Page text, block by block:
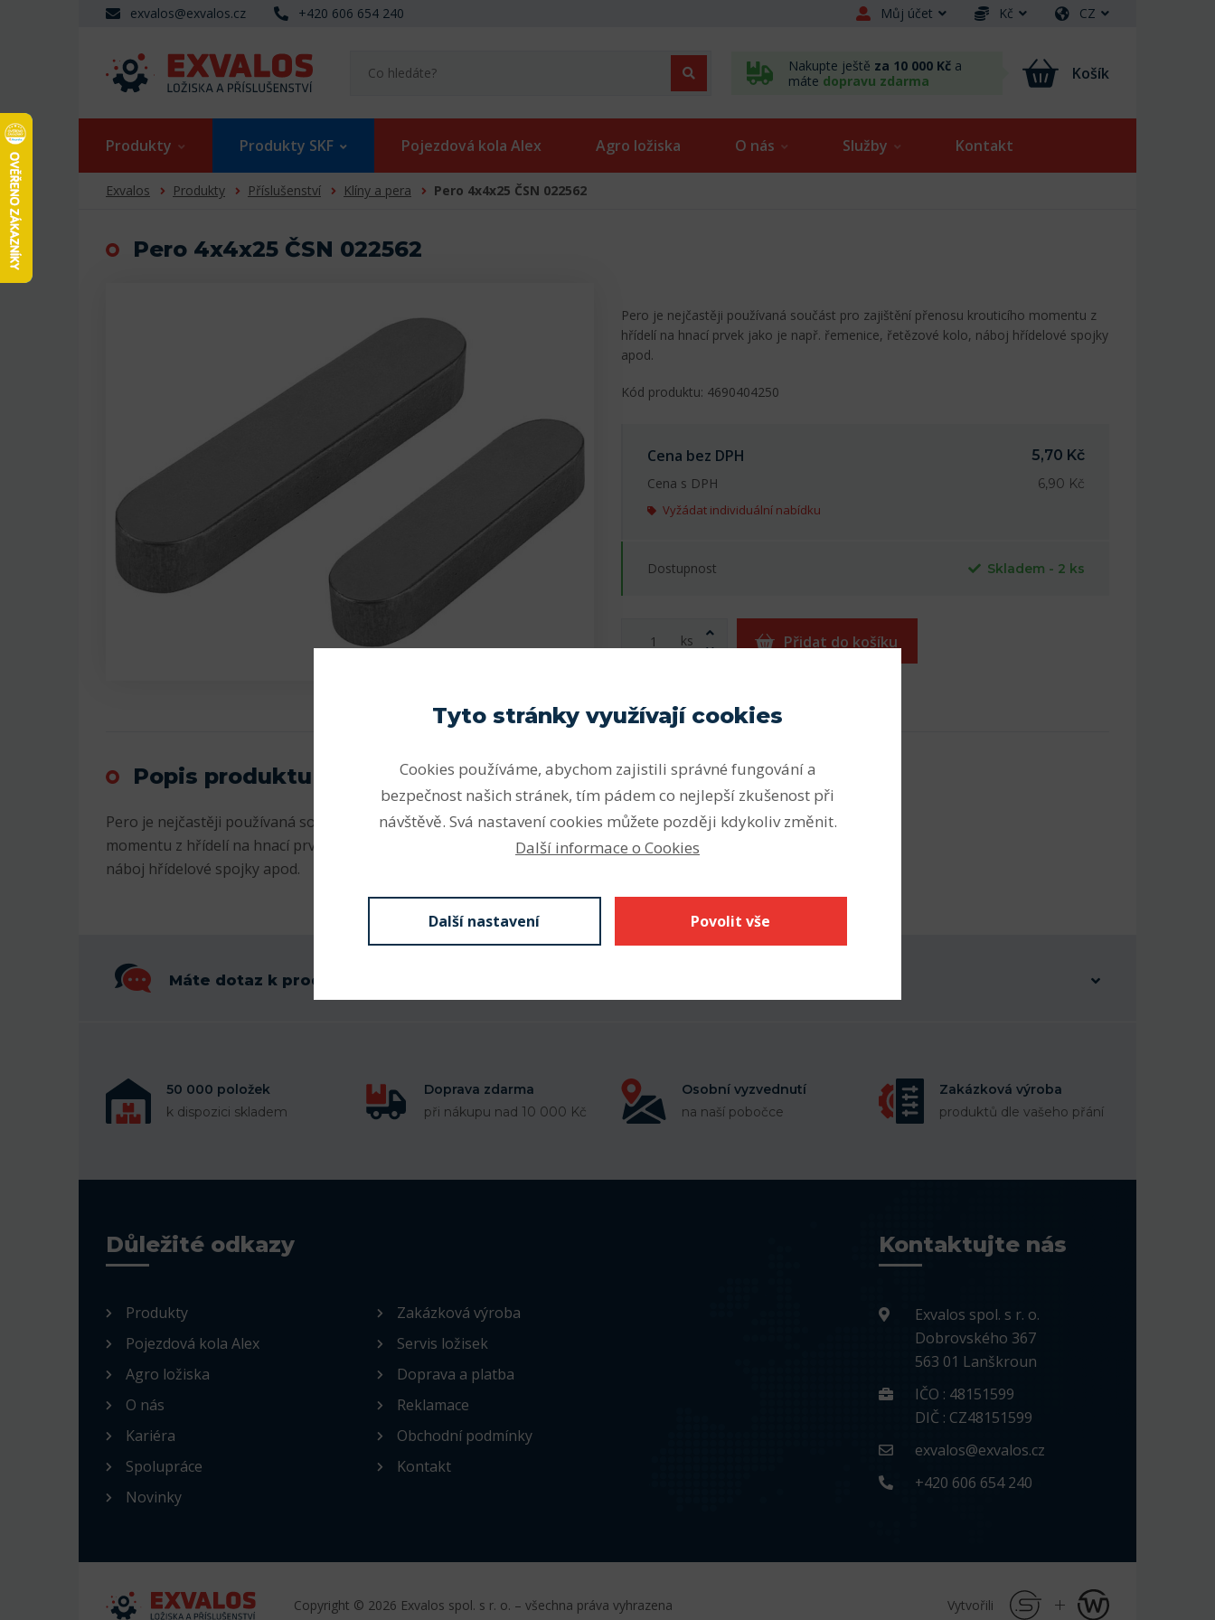
exvalos@exvalos.cz +420 606 654 240 Můj účet Kč CZ
Nakupte ještě za 10 000 Kč a
máte dopravu zdarma Košík
Produkty Produkty SKF Pojezdová kola Alex Agro ložiska O nás Služby Kontakt
Exvalos Produkty Příslušenství Klíny a pera Pero 4x4x25 ČSN 022562
Pero 4x4x25 ČSN 022562
Pero je nejčastěji používaná součást pro zajištění přenosu krouticího momentu z
hřídelí na hnací prvek jako je např. řemenice, řetězové kolo, náboj hřídelové spojky
apod.
Kód produktu: 4690404250
Cena bez DPH
5,70 Kč
Cena s DPH
6,90 Kč
Vyžádat individuální nabídku
Dostupnost Skladem - 2 ks
ks Přidat do košíku
Popis produktu
Pero je nejčastěji používaná součást pro zajištění přenosu krouticího
momentu z hřídelí na hnací prvek jako je např. řemenice, řetězové kolo,
náboj hřídelové spojky apod.
Máte dotaz k produktu?
50 000 položek
k dispozici skladem
Doprava zdarma
při nákupu nad 10 000 Kč
Osobní vyzvednutí
na naší pobočce
Zakázková výroba
produktů dle vašeho přání
Důležité odkazy
Produkty
Pojezdová kola Alex
Agro ložiska
O nás
Kariéra
Spolupráce
Novinky
Zakázková výroba
Servis ložisek
Doprava a platba
Reklamace
Obchodní podmínky
Kontakt
Kontaktujte nás
Exvalos spol. s r. o.
Dobrovského 367
563 01 Lanškroun
IČO : 48151599
DIČ : CZ48151599
exvalos@exvalos.cz
+420 606 654 240
Copyright © 2026 Exvalos spol. s r. o. – všechna práva vyhrazena Vytvořili
Tyto stránky využívají cookies
Cookies používáme, abychom zajistili správné fungování a
bezpečnost našich stránek, tím pádem co nejlepší zkušenost při
návštěvě. Svá nastavení cookies můžete později kdykoliv změnit.
Další informace o Cookies
Další nastavení Povolit vše